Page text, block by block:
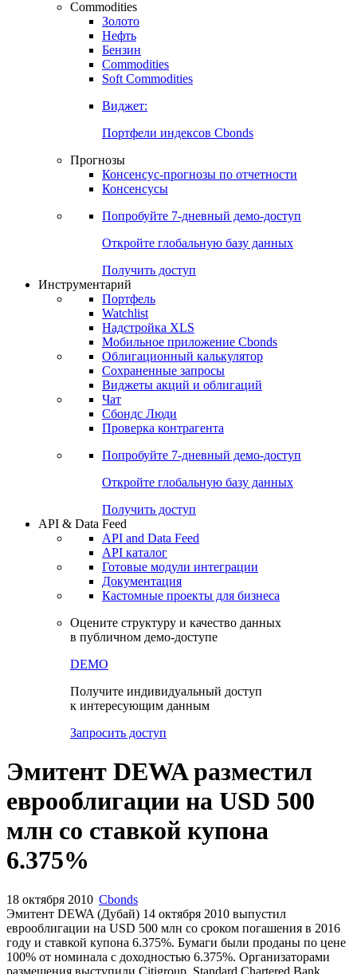
Commodities
Золото
Нефть
Бензин
Commodities
Soft Commodities
Виджет:
Портфели индексов Cbonds
Прогнозы
Консенсус-прогнозы по отчетности
Консенсусы
Попробуйте 7-дневный демо-доступ
Откройте глобальную базу данных
Получить доступ
Инструментарий
Портфель
Watchlist
Надстройка XLS
Мобильное приложение Cbonds
Облигационный калькулятор
Сохраненные запросы
Виджеты акций и облигаций
Чат
Сбондс Люди
Проверка контрагента
Попробуйте 7-дневный демо-доступ
Откройте глобальную базу данных
Получить доступ
API & Data Feed
API and Data Feed
API каталог
Готовые модули интеграции
Документация
Кастомные проекты для бизнеса
Оцените структуру и качество данных
в публичном демо-доступе
DEMO
Получите индивидуальный доступ
к интересующим данным
Запросить доступ
Эмитент DEWA разместил
еврооблигации на USD 500
млн со ставкой купона
6.375%
18 октября 2010 Cbonds
Эмитент DEWA (Дубай) 14 октября 2010 выпустил
еврооблигации на USD 500 млн со сроком погашения в 2016
году и ставкой купона 6.375%. Бумаги были проданы по цене
100% от номинала с доходностью 6.375%. Организаторами
размещения выступили Citigroup, Standard Chartered Bank,